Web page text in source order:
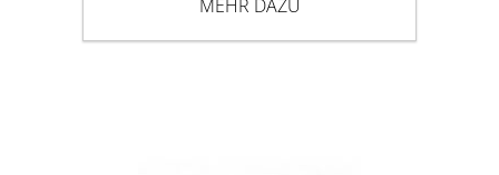
FÜLLUNG - SCRUNCHEMS SUGAR
SAUSAGE DOG - MALTOSE / SLOW
MEHR DAZU